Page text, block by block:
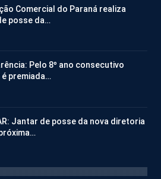
Comercial do Paraná realiza
posse da…
Pelo 8º ano consecutivo
é premiada…
Jantar de posse da nova diretoria